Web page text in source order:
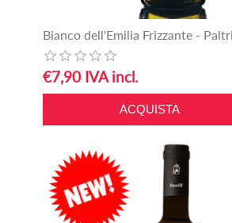
Bianco dell'Emilia Frizzante -
€7,90 IVA incl.